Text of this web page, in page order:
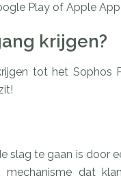
Play of Apple
krijgen?
tot het Sophos
slag te gaan is door
mechanisme dat